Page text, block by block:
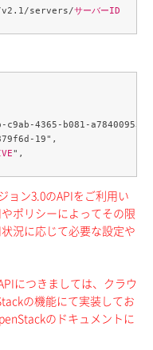
servers/サーバーID
ョン3.0のAPIをご利用い
ポリシーによってその限
況に応じて必要な設定や
につきましては、クラウ
の機能にて実装してお
のドキュメントに